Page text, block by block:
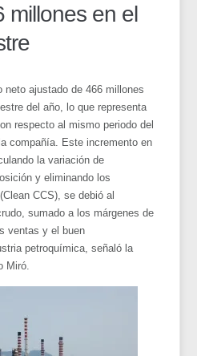
millones en el
neto ajustado de 466 millones
del año, lo que representa
respecto al mismo periodo del
compañía. Este incremento en
la variación de
y eliminando los
CCS), se debió al
sumado a los márgenes de
ventas y el buen
petroquímica, señaló la
Miró.